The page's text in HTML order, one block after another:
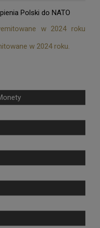
Polski do NATO
w 2024 roku
w 2024 roku.